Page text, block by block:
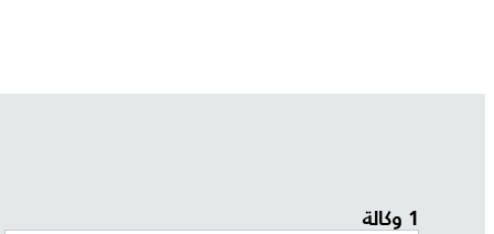
1 وكالة